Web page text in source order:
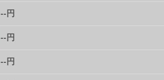
--円
--円
--円